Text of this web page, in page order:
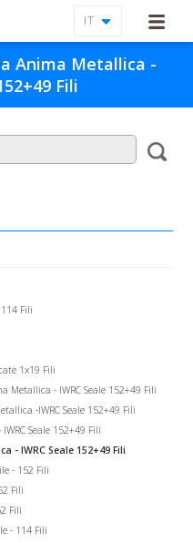
IT
Anima Metallica -
Fili
Fili
1x19 Fili
- IWRC Seale 152+49 Fili
-IWRC Seale 152+49 Fili
Seale 152+49 Fili
- IWRC Seale 152+49 Fili
- 152 Fili
Fili
Fili
- 114 Fili